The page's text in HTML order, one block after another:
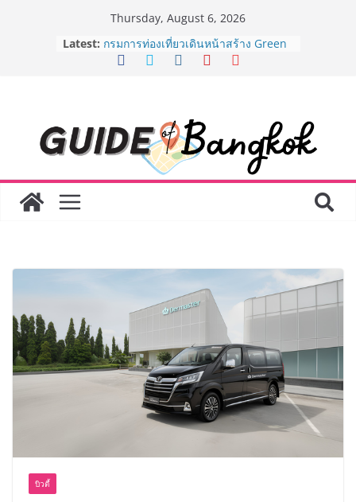
Thursday, August 6, 2026
Latest:
เจาะเบื้องหลังความสำเร็จของ The 1
Day 2026 จากแคมเปญสู่ Shopping
Phenomenon ของไทย เมื่อ
กลุ่มเซ็นทรัล สร้างยอดขายสูงสุดในรอบ
3 ปี
กรมการท่องเที่ยวเดินหน้าสร้าง Green
Coach รุ่นใหม่ ขับเคลื่อนการท่องเที่ยว
พาณิชย์อย่างยั่งยืน
“ตลาดดอกไม้สี่มุมเมือง” ศูนย์รวมดอกไม้
สด ดอกไม้ประดิษฐ์ พวงมาลัย และสังฆ
ภัณฑ์ครบวงจร ขอเชิญเลือกซื้อมาลัย
และของขวัญต้อนรับวันแม่ เปิดให้
บริการทุกวันตลอด 24 ชั่วโมง
ครั้งแรกของไทย ส่งอุปกรณ์วิทยาศาสตร์
“CE-7 MATCH” ฝีมือคนไทย ร่วมภารกิจ
สำรวจดวงจันทร์ 24 สิงหาคมนี้
บิวตี้